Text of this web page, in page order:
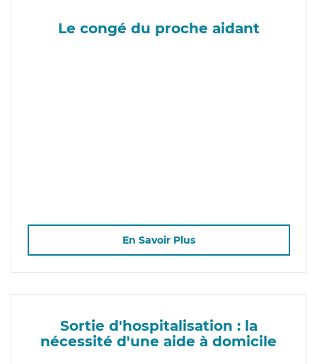
Le congé du proche aidant
En Savoir Plus
Sortie d'hospitalisation : la
nécessité d'une aide à domicile